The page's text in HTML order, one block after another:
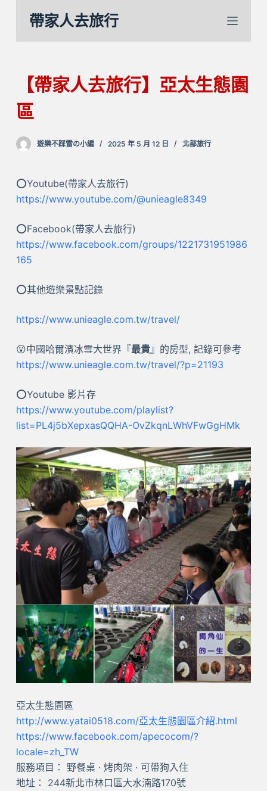
帶家人去旅行
【帶家人去旅行】亞太生態園
區
遊樂不踩雷の小編 2025 年 5 月 12 日 北部旅行
⭕Youtube(帶家人去旅行)
https://www.youtube.com/@unieagle8349
⭕Facebook(帶家人去旅行)
https://www.facebook.com/groups/1221731951986
165
⭕其他遊樂景點記錄
https://www.unieagle.com.tw/travel/
😮中國哈爾濱冰雪大世界『最貴』的房型, 記錄可參考
https://www.unieagle.com.tw/travel/?p=21193
⭕Youtube 影片存
https://www.youtube.com/playlist?
list=PL4j5bXepxasQQHA-OvZkqnLWhVFwGgHMk
亞太生態園區
http://www.yatai0518.com/亞太生態園區介紹.html
https://www.facebook.com/apecocom/?
locale=zh_TW
服務項目： 野餐桌 · 烤肉架 · 可帶狗入住
地址： 244新北市林口區大水湳路170號